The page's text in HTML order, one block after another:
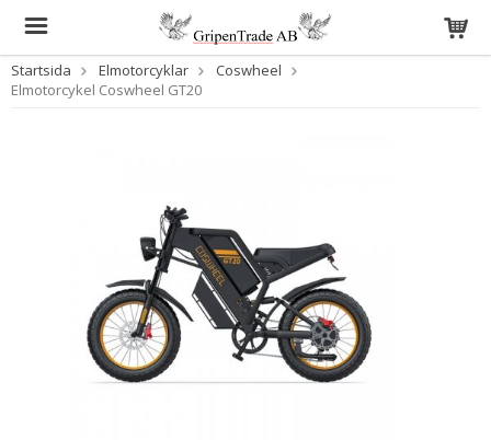
Startsida Elmotorcyklar
Coswheel
Elmotorcykel Coswheel GT20